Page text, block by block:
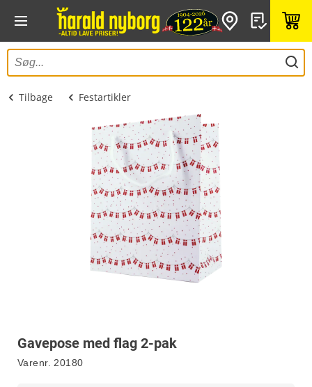
Tilbage Festartikler
Gavepose med flag 2-pak
Varenr. 20180